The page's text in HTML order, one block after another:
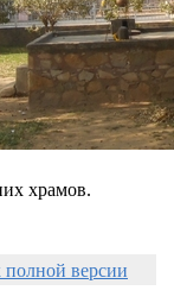
храмов.
полной версии